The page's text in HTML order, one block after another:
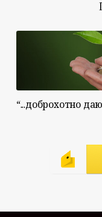
“...доброхотно